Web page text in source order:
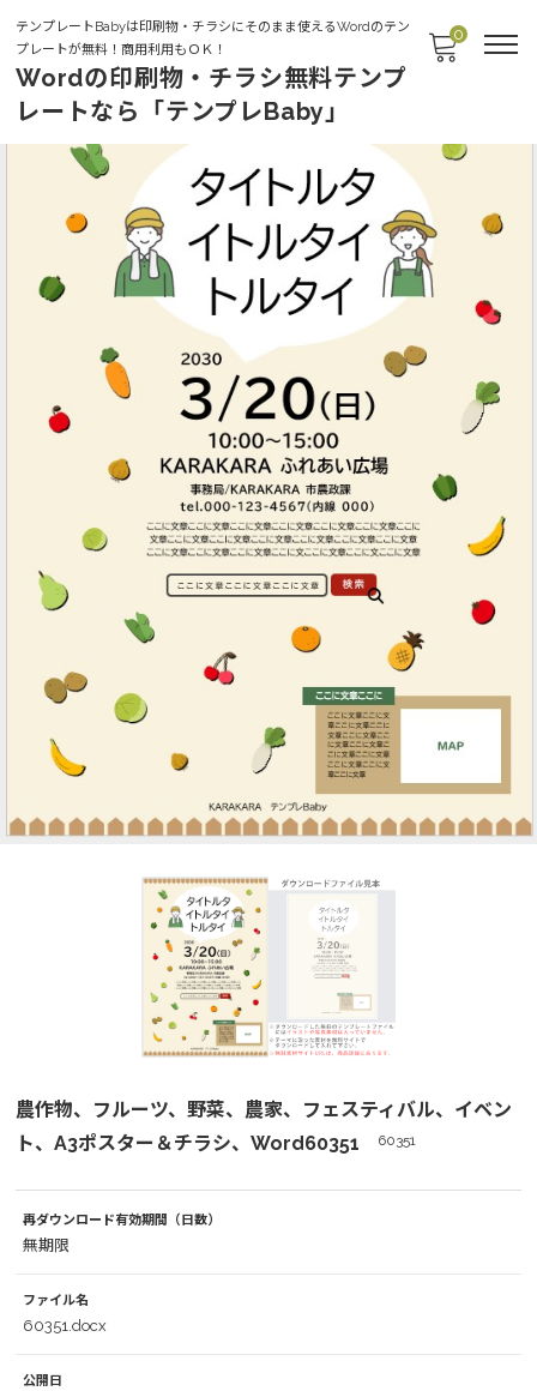
テンプレートBabyは印刷物・チラシにそのまま使えるWordのテン
プレートが無料！商用利用もＯＫ！
Wordの印刷物・チラシ無料テンプ
レートなら「テンプレBaby」
0
農作物、フルーツ、野菜、農家、フェスティバル、イベン
ト、A3ポスター＆チラシ、Word60351
60351
再ダウンロード有効期間（日数）
無期限
ファイル名
60351.docx
公開日